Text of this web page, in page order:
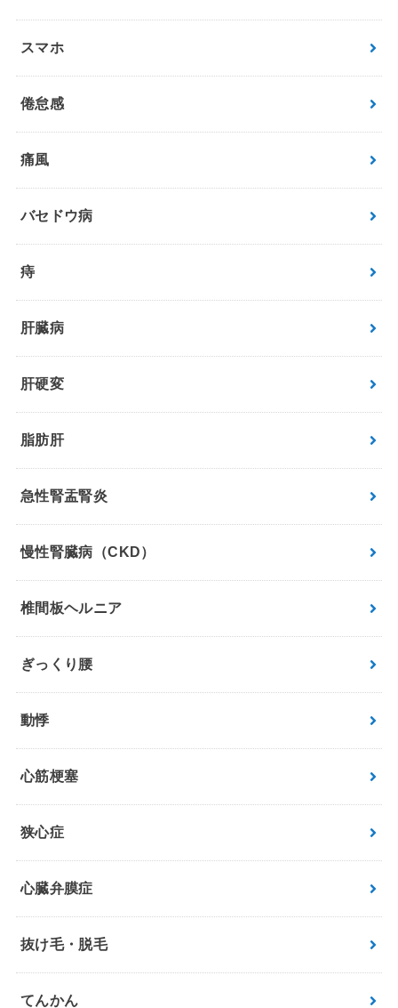
スマホ
倦怠感
痛風
バセドウ病
痔
肝臓病
肝硬変
脂肪肝
急性腎盂腎炎
慢性腎臓病（CKD）
椎間板ヘルニア
ぎっくり腰
動悸
心筋梗塞
狭心症
心臓弁膜症
抜け毛・脱毛
てんかん